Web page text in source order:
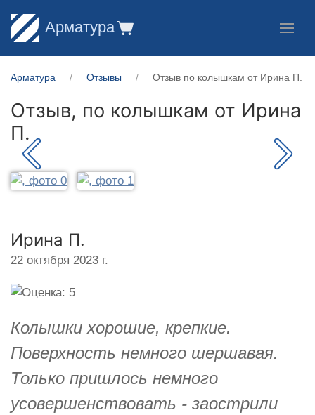
Арматура
Арматура Отзывы Отзыв по колышкам от Ирина П.
Отзыв, по колышкам от Ирина
П.
Ирина П.
22 октября 2023 г.
Колышки хорошие, крепкие.
Поверхность немного шершавая.
Только пришлось немного
усовершенствовать - заострили